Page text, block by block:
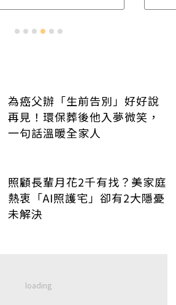
為癌父辦「生前告別」好好說
再見！環保葬後他入夢微笑，
一句話溫暖全家人
照顧長輩月花2千有找？美家庭
熱衷「AI照護宅」卻有2大隱憂
未解決